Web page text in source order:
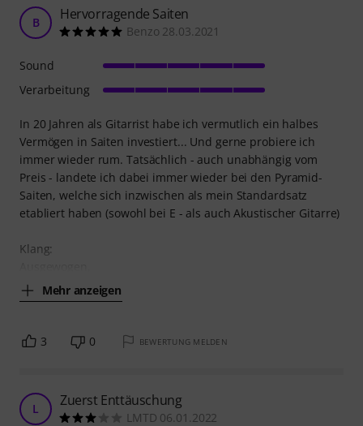
B Hervorragende Saiten
Benzo 28.03.2021
In 20 Jahren als Gitarrist habe ich vermutlich ein halbes
Vermögen in Saiten investiert... Und gerne probiere ich
immer wieder rum. Tatsächlich - auch unabhängig vom
Preis - landete ich dabei immer wieder bei den Pyramid-
Saiten, welche sich inzwischen als mein Standardsatz
etabliert haben (sowohl bei E - als auch Akustischer Gitarre)
Klang:
Mehr anzeigen
Sound
Verarbeitung
3 0 BEWERTUNG MELDEN
L Zuerst Enttäuschung
LMTD 06.01.2022